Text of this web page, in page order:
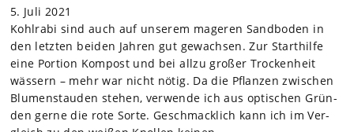
5. Juli 2021
Kohl­rabi sind auch auf unse­rem mage­ren Sand­bo­den in
den letz­ten bei­den Jah­ren gut gewach­sen. Zur Start­hilfe
eine Por­tion Kom­post und bei allzu gro­ßer Tro­cken­heit
wäs­sern – mehr war nicht nötig. Da die Pflan­zen zwi­schen
Blu­men­stau­den ste­hen, ver­wende ich aus opti­schen Grün­
den gerne die rote Sorte. Geschmack­lich kann ich im Ver­